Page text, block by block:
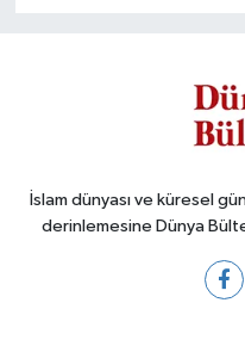
İslam dünyası ve küresel
derinlemesine Dünya